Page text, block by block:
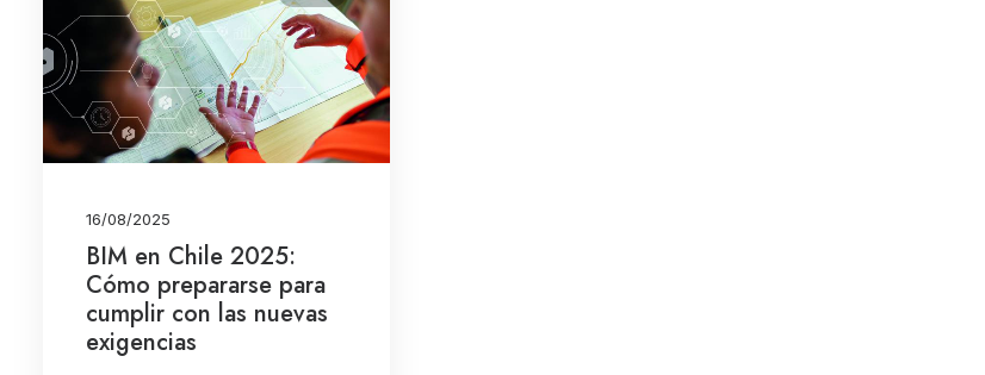
Buscar
julio 2026 (2)
junio 2026 (6)
16/08/2025
BIM en Chile 2025:
Cómo prepararse para
cumplir con las nuevas
exigencias